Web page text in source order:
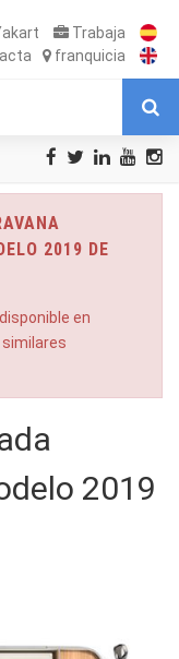
Trabaja
franquicia
2019 DE
en
2019